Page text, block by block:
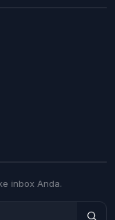
inbox Anda.